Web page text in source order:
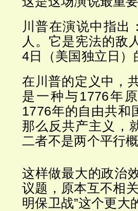
川普在演说中指出
人。它是宪法的敌
4日（美国独立日）
在川普的定义中，
是一种与1776年
1776年的自由共和
那么反共产主义，
二者不是两个平行
这样做最大的政治
议题，原本互不相
明保卫战”这个更大